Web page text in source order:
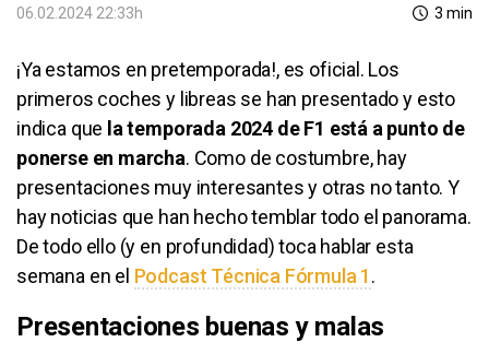
06.02.2024 22:33h 3 min
¡Ya estamos en pretemporada!, es oficial. Los
primeros coches y libreas se han presentado y esto
indica que la temporada 2024 de F1 está a punto de
ponerse en marcha. Como de costumbre, hay
presentaciones muy interesantes y otras no tanto. Y
hay noticias que han hecho temblar todo el panorama.
De todo ello (y en profundidad) toca hablar esta
semana en el Podcast Técnica Fórmula 1.
Presentaciones buenas y malas